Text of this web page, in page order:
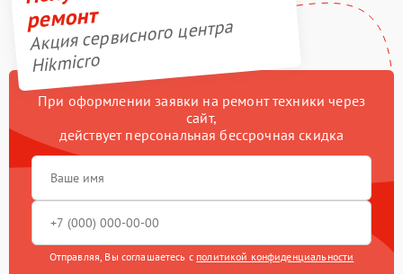
ремонт
Акция сервисного центра
Hikmicro
При оформлении заявки на ремонт техники через
сайт,
действует персональная бессрочная скидка
Отправляя, Вы соглашаетесь с политикой конфиденциальности